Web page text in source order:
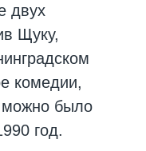
двух
Щуку,
комедии,
можно было
год.